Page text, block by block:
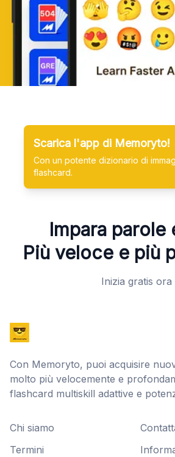
Scarica l'app di Memoryto!
Con un potente dizionario di
flashcard.
Impara parole
Più veloce e più
Inizia gratis ora
Con Memoryto, puoi acquisire
molto più velocemente e
flashcard multiskill adattive e
Chi siamo
Termini